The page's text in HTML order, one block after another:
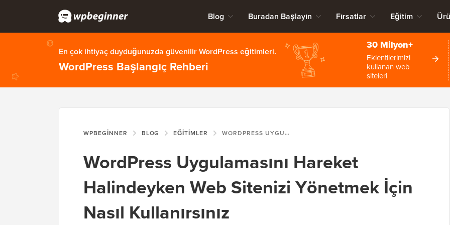
Blog Buradan Başlayın Fırsatlar Eğitim
En çok ihtiyaç duyduğunuzda güvenilir WordPress eğitimleri.
WordPress Başlangıç Rehberi
30 Milyon+
Eklentilerimizi
kullanan web
siteleri
WPBEGINNER BLOG EĞITIMLER WORDPRESS UYGULAMASINI HAREKET HALINDEYKEN WEB SITENIZI YÖNETMEK İÇIN NASIL KULLANIRSINIZ
WordPress Uygulamasını Hareket
Halindeyken Web Sitenizi Yönetmek İçin
Nasıl Kullanırsınız